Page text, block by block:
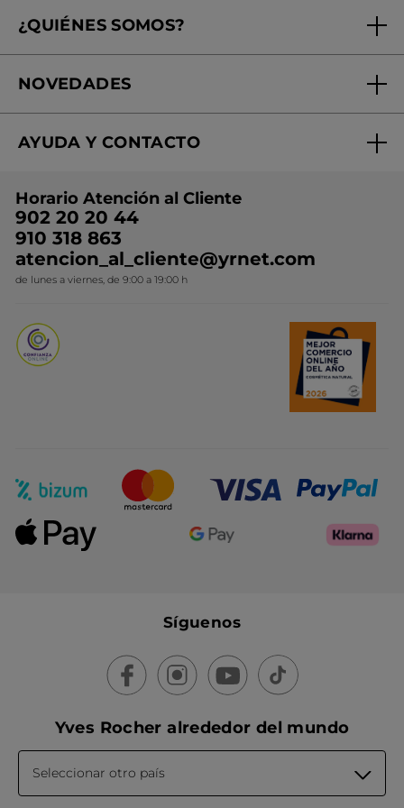
Tratamientos de Belleza
Mi club Yves Rocher
¿QUIÉNES SOMOS?
¿Quiénes somos?
Nuestros compromisos
Conviértete en Franquiciada
NOVEDADES
Rebajas
Ideas de Regalo
Colección Monoi
Novedades del mes
AYUDA Y CONTACTO
Contacto
Horario Atención al Cliente
902 20 20 44
910 318 863
atencion_al_cliente@yrnet.com
de lunes a viernes, de 9:00 a 19:00 h
Síguenos
Yves Rocher alrededor del mundo
Seleccionar otro país